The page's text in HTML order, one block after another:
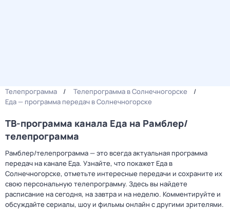
Телепрограмма
Телепрограмма в Солнечногорске
Еда — программа передач в Солнечногорске
ТВ-программа канала Еда на Рамблер/
телепрограмма
Рамблер/телепрограмма — это всегда актуальная программа
передач на канале Еда. Узнайте, что покажет Еда в
Солнечногорске, отметьте интересные передачи и сохраните их
свою персональную телепрограмму. Здесь вы найдете
расписание на сегодня, на завтра и на неделю. Комментируйте и
обсуждайте сериалы, шоу и фильмы онлайн с другими зрителями.